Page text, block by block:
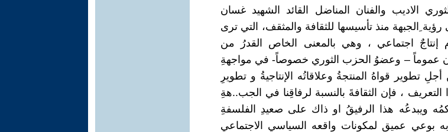
الاديب والفنان المناضل القائد الشهيد غسان
ِالجبهة منذ تأسيسها للثقافة والمثقف، التي ترى
إنتاجٌ اجتماعي ، وهي بالمعنى الخاص القدرُ من
عموماً – وعضوُ الحزب الثوري خصوصاً- في مواجهةِ
تطوير قواهُ المنتجةُ وعلاقاتُه الإنتاجيةُ و تطويرِ
، فإن الثقافةَ بالنسبة لرفاقِنا في الجب..هةِ
ويبدعُه هذا الرفيقُ او ذاك على صعيدِ الفلسفةِ
بوعي عميق لمكونات واقعه السياسي الاجتماعي